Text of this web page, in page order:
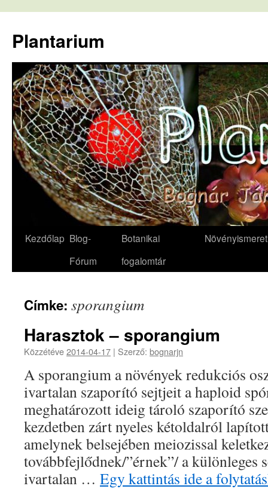
tartalomba
Plantarium
Kezdőlap Blog-
Fórum
Botanikai
fogalomtár
Növényismeret
Címke: sporangium
Harasztok – sporangium
Közzétéve2014-04-17 | Szerző: bognarjn
A sporangium a növények redukciós
ivartalan szaporító sejtjeit a haploid
meghatározott ideig tároló szaporító
kezdetben zárt nyeles kétoldalról
amelynek belsejében meiozissal
továbbfejlődnek/”érnek”/ a különleges
ivartalan … Egy kattintás ide a